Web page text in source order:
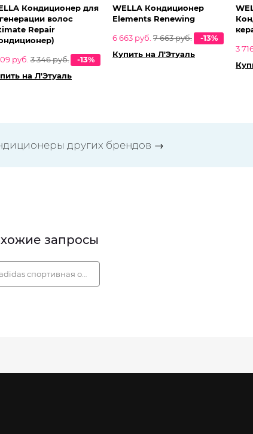
Кондиционер для
волос
Repair
руб. 3 346 руб.
-13%
на Л'Этуаль
WELLA Кондиционер
Elements Renewing
6 663 руб. 7 663 руб.
-13%
Купить на Л'Этуаль
3
других брендов →
запросы
adidas спортивная одежда и обувь